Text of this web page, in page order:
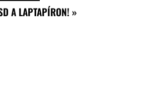
A LAPTAPÍRON! »